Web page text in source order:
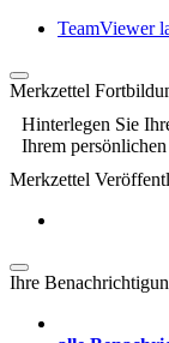
TeamViewer
Merkzettel
Hinterlegen Sie
Ihrem
Merkzettel
Ihre